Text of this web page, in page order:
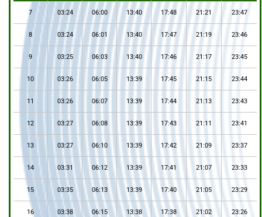
7 03:24 06:00 13:40 17:48 21:21 23:47
8 03:24 06:01 13:40 17:47 21:19 23:46
9 03:25 06:03 13:40 17:46 21:17 23:45
10 03:26 06:05 13:39 17:45 21:15 23:44
11 03:26 06:07 13:39 17:44 21:13 23:43
12 03:27 06:08 13:39 17:43 21:11 23:41
13 03:27 06:10 13:39 17:42 21:09 23:37
14 03:31 06:12 13:39 17:41 21:07 23:33
15 03:35 06:13 13:39 17:40 21:05 23:29
16 03:38 06:15 13:38 17:38 21:02 23:26